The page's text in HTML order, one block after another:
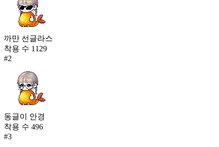
까만 선글라스
착용 수 1129
#2
동글이 안경
착용 수 496
#3